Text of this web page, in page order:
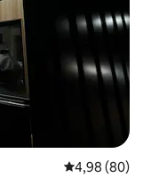
Просечна
4,98 (80)